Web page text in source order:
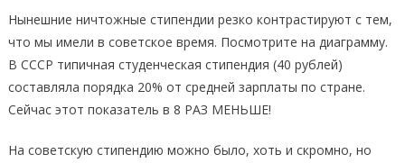
Нынешние ничтожные стипендии резко контрастируют с тем,
что мы имели в советское время. Посмотрите на диаграмму.
В СССР типичная студенческая стипендия (40 рублей)
составляла порядка 20% от средней зарплаты по стране.
Сейчас этот показатель в 8 РАЗ МЕНЬШЕ!
На советскую стипендию можно было, хоть и скромно, но